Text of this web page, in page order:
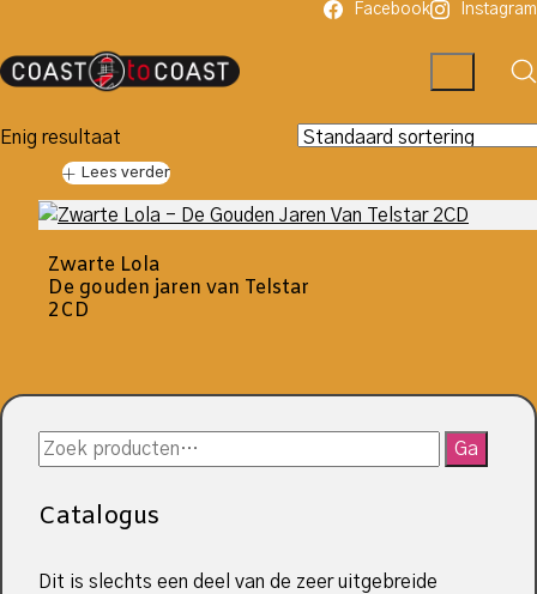
Facebook Instagram
Enig resultaat
Lees verder
Zwarte Lola
De gouden jaren van Telstar
2CD
Zoeken
naar:
Ga
Catalogus
Dit is slechts een deel van de zeer uitgebreide